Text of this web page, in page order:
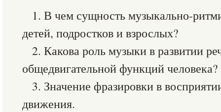
1. В чем сущность музыкально-
детей, подростков и взрослых?
2. Какова роль музыки в развитии
общедвигательной функций человека?
3. Значение фразировки в
движения.